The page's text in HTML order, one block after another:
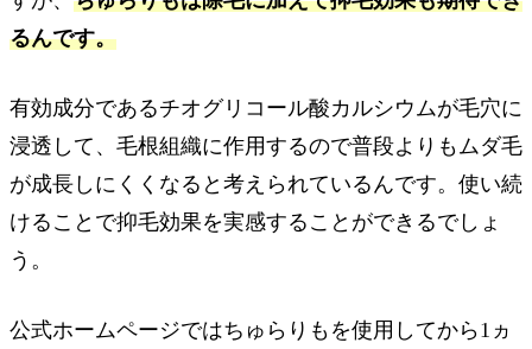
るんです。
有効成分であるチオグリコール酸カルシウムが毛穴に
浸透して、毛根組織に作用するので普段よりもムダ毛
が成長しにくくなると考えられているんです。使い続
けることで抑毛効果を実感することができるでしょ
う。
公式ホームページではちゅらりもを使用してから1ヵ